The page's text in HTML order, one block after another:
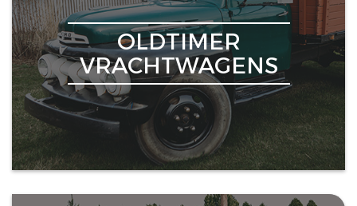
OLDTIMER
VRACHTWAGENS